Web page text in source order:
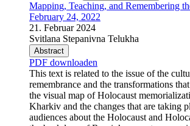
Mapping, Teaching, and Remembering
February 24, 2022
21. Februar 2024
Svitlana Stepanivna Telukha
Abstract
PDF downloaden
This text is related to the issue of the
remembrance and the transformations
the visual map of Holocaust
Kharkiv and the changes that are taking
audiences about the Holocaust and